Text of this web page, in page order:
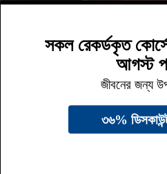
গর্ভপাত, গর্ভপাত ও ইসলাম, সহবাস
গর্ভপাত: কখন এবং কখন নয়